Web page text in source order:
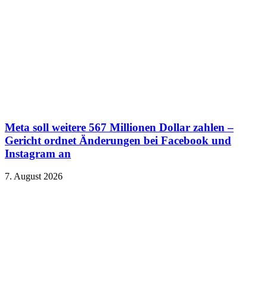
Meta soll weitere 567 Millionen Dollar zahlen –
Gericht ordnet Änderungen bei Facebook und
Instagram an
7. August 2026